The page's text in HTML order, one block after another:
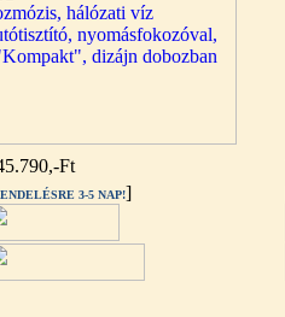
Ft
3-5 NAP!]